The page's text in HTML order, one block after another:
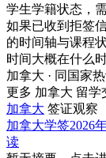
学生学籍状态，
如果已收到拒签
的时间轴与课程
时间大概在什么
加拿大 · 同国家
更多 加拿大 留学
加拿大 签证观察
加拿大学签2026
读